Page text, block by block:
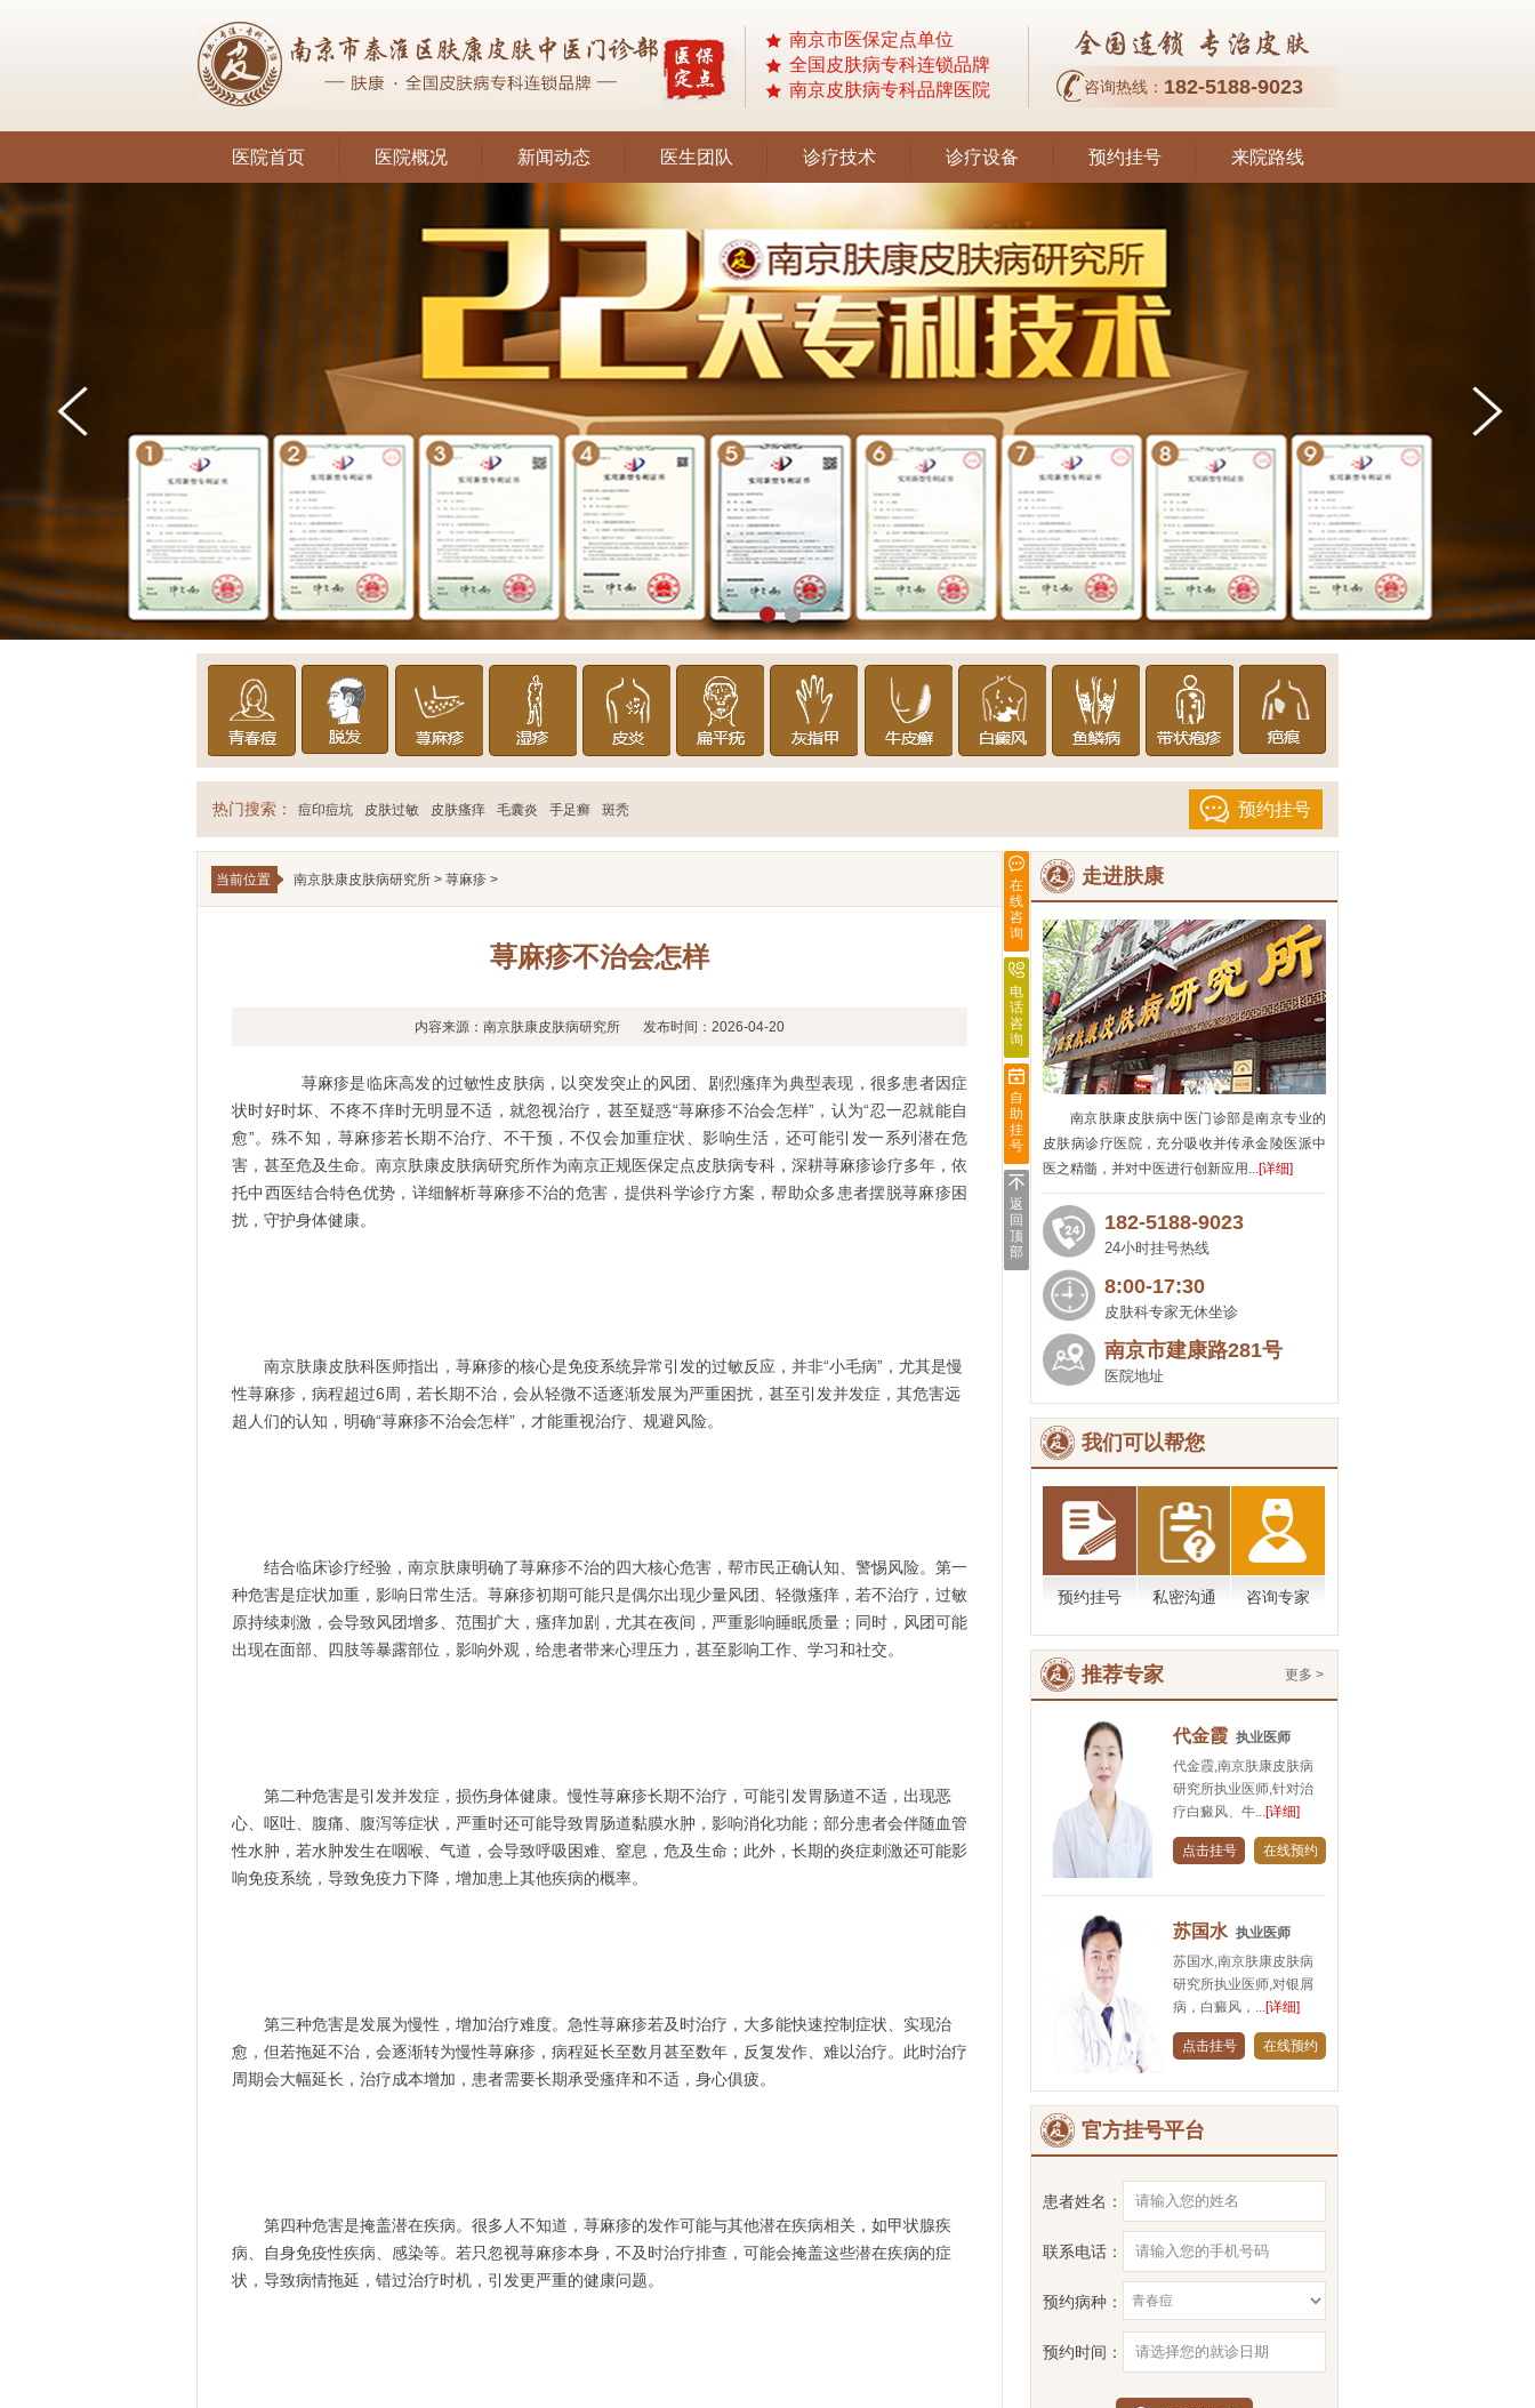
南京市医保定点单位
全国皮肤病专科连锁品牌
南京皮肤病专科品牌医院
咨询热线： 182-5188-9023
医院首页 医院概况 新闻动态 医生团队 诊疗技术 诊疗设备 预约挂号 来院路线
热门搜索： 痘印痘坑 皮肤过敏 皮肤瘙痒 毛囊炎 手足癣 斑秃 预约挂号
当前位置 南京肤康皮肤病研究所 > 荨麻疹 >
荨麻疹不治会怎样
内容来源：南京肤康皮肤病研究所 发布时间：2026-04-20
荨麻疹是临床高发的过敏性皮肤病，以突发突止的风团、剧烈瘙痒为典型表现，很多患者因症
状时好时坏、不疼不痒时无明显不适，就忽视治疗，甚至疑惑“荨麻疹不治会怎样”，认为“忍一忍就能自
愈”。殊不知，荨麻疹若长期不治疗、不干预，不仅会加重症状、影响生活，还可能引发一系列潜在危
害，甚至危及生命。南京肤康皮肤病研究所作为南京正规医保定点皮肤病专科，深耕荨麻疹诊疗多年，依
托中西医结合特色优势，详细解析荨麻疹不治的危害，提供科学诊疗方案，帮助众多患者摆脱荨麻疹困
扰，守护身体健康。
南京肤康皮肤科医师指出，荨麻疹的核心是免疫系统异常引发的过敏反应，并非“小毛病”，尤其是慢
性荨麻疹，病程超过6周，若长期不治，会从轻微不适逐渐发展为严重困扰，甚至引发并发症，其危害远
超人们的认知，明确“荨麻疹不治会怎样”，才能重视治疗、规避风险。
结合临床诊疗经验，南京肤康明确了荨麻疹不治的四大核心危害，帮市民正确认知、警惕风险。第一
种危害是症状加重，影响日常生活。荨麻疹初期可能只是偶尔出现少量风团、轻微瘙痒，若不治疗，过敏
原持续刺激，会导致风团增多、范围扩大，瘙痒加剧，尤其在夜间，严重影响睡眠质量；同时，风团可能
出现在面部、四肢等暴露部位，影响外观，给患者带来心理压力，甚至影响工作、学习和社交。
第二种危害是引发并发症，损伤身体健康。慢性荨麻疹长期不治疗，可能引发胃肠道不适，出现恶
心、呕吐、腹痛、腹泻等症状，严重时还可能导致胃肠道黏膜水肿，影响消化功能；部分患者会伴随血管
性水肿，若水肿发生在咽喉、气道，会导致呼吸困难、窒息，危及生命；此外，长期的炎症刺激还可能影
响免疫系统，导致免疫力下降，增加患上其他疾病的概率。
第三种危害是发展为慢性，增加治疗难度。急性荨麻疹若及时治疗，大多能快速控制症状、实现治
愈，但若拖延不治，会逐渐转为慢性荨麻疹，病程延长至数月甚至数年，反复发作、难以治疗。此时治疗
周期会大幅延长，治疗成本增加，患者需要长期承受瘙痒和不适，身心俱疲。
第四种危害是掩盖潜在疾病。很多人不知道，荨麻疹的发作可能与其他潜在疾病相关，如甲状腺疾
病、自身免疫性疾病、感染等。若只忽视荨麻疹本身，不及时治疗排查，可能会掩盖这些潜在疾病的症
状，导致病情拖延，错过治疗时机，引发更严重的健康问题。
在
线
咨
询
电
话
咨
询
自
助
挂
号
返
回
顶
部
走进肤康
南京肤康皮肤病中医门诊部是南京专业的
皮肤病诊疗医院，充分吸收并传承金陵医派中
医之精髓，并对中医进行创新应用...[详细]
182-5188-9023
24小时挂号热线
8:00-17:30
皮肤科专家无休坐诊
南京市建康路281号
医院地址
我们可以帮您
预约挂号 私密沟通 咨询专家
推荐专家 更多 >
代金霞 执业医师
代金霞,南京肤康皮肤病
研究所执业医师,针对治
疗白癜风、牛...[详细]
点击挂号 在线预约
苏国水 执业医师
苏国水,南京肤康皮肤病
研究所执业医师,对银屑
病，白癜风，...[详细]
点击挂号 在线预约
官方挂号平台
患者姓名：
联系电话：
预约病种：
预约时间：